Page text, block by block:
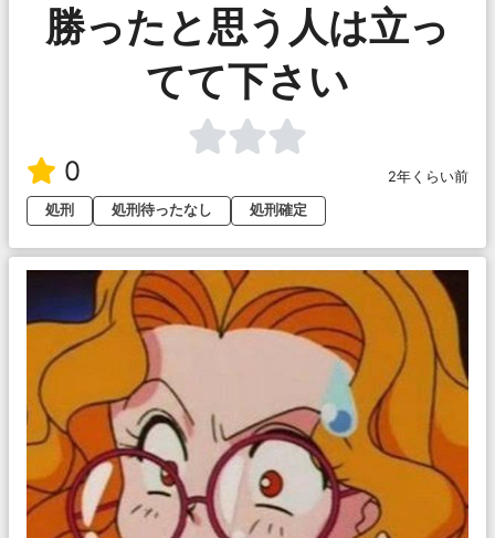
勝ったと思う人は立っ
てて下さい
0
2年くらい前
処刑
処刑待ったなし 処刑確定